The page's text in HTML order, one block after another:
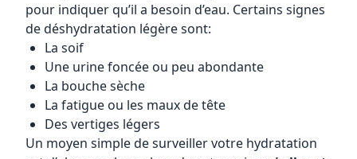
pour indiquer qu’il a besoin d’eau. Certains signes
de déshydratation légère sont:
La soif
Une urine foncée ou peu abondante
La bouche sèche
La fatigue ou les maux de tête
Des vertiges légers
Un moyen simple de surveiller votre hydratation